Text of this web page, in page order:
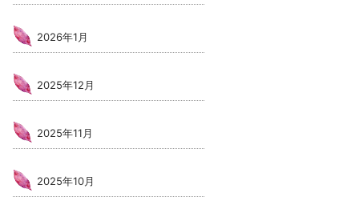
2026年1月
2025年12月
2025年11月
2025年10月